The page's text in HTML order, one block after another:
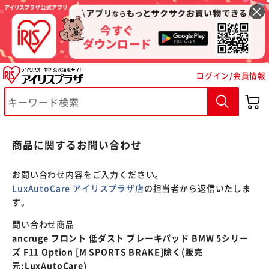
ログイン/会員情報
商品に関するお問い合わせ
お問い合わせ内容をご入力ください。
LuxAutoCare アイリスプラザ店の担当者から返信いたしま
す。
問い合わせ商品
ancruge フロント 低ダスト ブレーキパッド BMW 5シリー
ズ F11 Option [M SPORTS BRAKE]除く(販売
元:LuxAutoCare)
※ご確認ください
カートに入れる